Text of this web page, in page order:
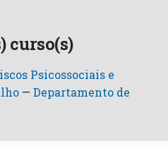
curso(s)
Psicossociais e
—Departamento de